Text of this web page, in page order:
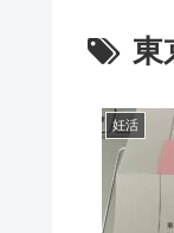
東
妊活